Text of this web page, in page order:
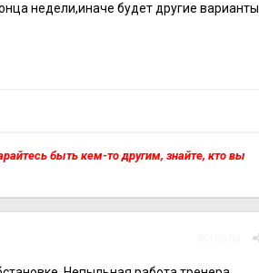
недели,иначе будет другие варианты
быть кем-то другим, знайте, кто вы